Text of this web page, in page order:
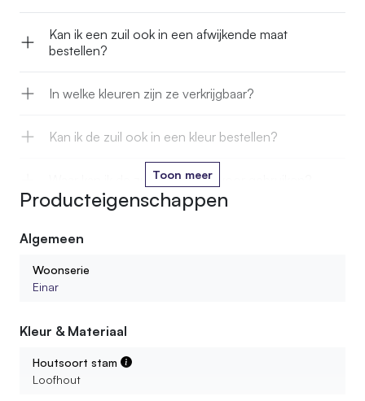
Kan ik een zuil ook in een afwijkende maat
bestellen?
In welke kleuren zijn ze verkrijgbaar?
Kan ik de zuil ook in een kleur bestellen?
Waar kan ik de zuilen allemaal voor gebruiken?
Toon meer
Producteigenschappen
Algemeen
Woonserie
Einar
Kleur & Materiaal
Houtsoort stam
Loofhout